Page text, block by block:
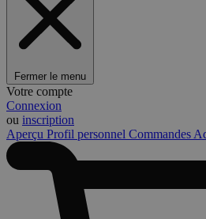
Fermer le menu
Votre compte
Connexion
ou inscription
Aperçu Profil personnel Commandes